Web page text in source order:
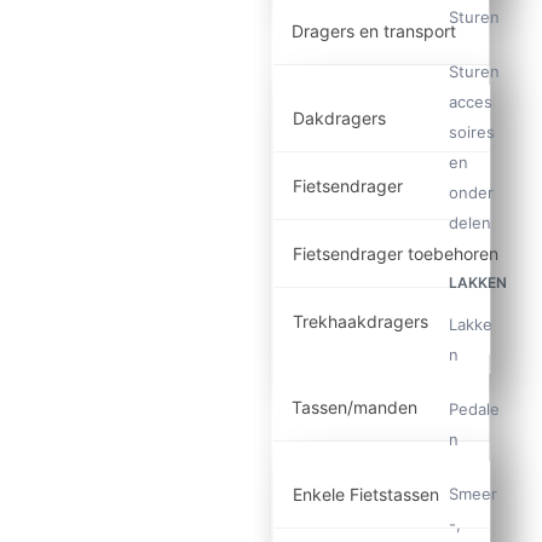
Dragers en transport
Dakdragers
Fietsendrager
Fietsendrager toebehoren
Trekhaakdragers
Tassen/manden
Enkele Fietstassen
Sturen
Sturen
acces
soires
en
onder
delen
LAKKEN
Lakke
n
Pedale
n
Smeer
-,